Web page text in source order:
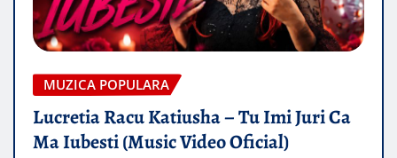
MUZICA POPULARA
Lucretia Racu Katiusha – Tu Imi Juri Ca
Ma Iubesti (Music Video Oficial)